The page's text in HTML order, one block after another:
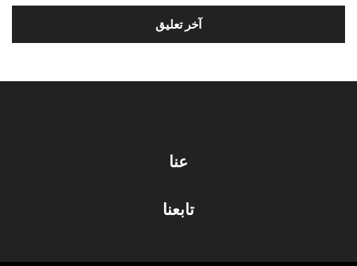
عنا
تابعنا